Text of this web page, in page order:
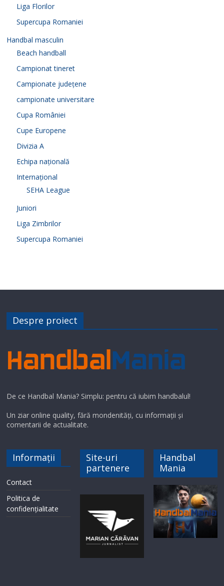
Liga Florilor
Supercupa Romaniei
Handbal masculin
Beach handball
Campionat tineret
Campionate județene
campionate universitare
Cupa României
Cupe Europene
Divizia A
Echipa națională
Internațional
SEHA League
Juniori
Liga Zimbrilor
Supercupa Romaniei
Despre proiect
De ce Handbal Mania? Simplu: pentru că iubim handbalul!
Un ziar online quality, fără mondenități, cu informații și
comentarii de actualitate.
Informații
Contact
Politica de
confidențialitate
Site-uri
partenere
Handbal
Mania